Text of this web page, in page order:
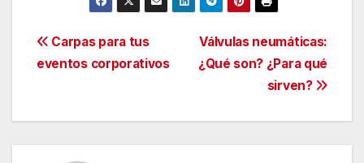
Navegación
entradas
Válvulas neumáticas:
¿Qué son? ¿Para qué
sirven?
Carpas para tus
eventos corporativos